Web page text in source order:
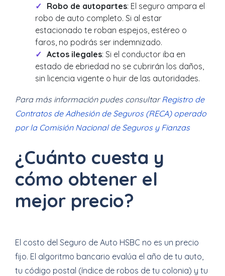
Robo de autopartes: El seguro ampara el
robo de auto completo. Si al estar
estacionado te roban espejos, estéreo o
faros, no podrás ser indemnizado.
Actos ilegales: Si el conductor iba en
estado de ebriedad no se cubrirán los daños,
sin licencia vigente o huir de las autoridades.
Para más información pudes consultar Registro de
Contratos de Adhesión de Seguros (RECA) operado
por la Comisión Nacional de Seguros y Fianzas
¿Cuánto cuesta y
cómo obtener el
mejor precio?
El costo del Seguro de Auto HSBC no es un precio
fijo. El algoritmo bancario evalúa el año de tu auto,
tu código postal (índice de robos de tu colonia) y tu